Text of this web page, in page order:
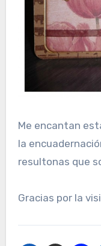
Me encantan
la
resultonas que
Gracias por la